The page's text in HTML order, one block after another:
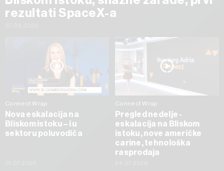
rezultati SpaceX-a
Connect Wrap
Nova eskalacija na
Bliskom istoku – i u
sektoru poluvodiča
Connect Wrap
Pregled nedelje -
eskalacija na Bliskom
istoku, nove američke
carine, tehnološka
rasprodaja